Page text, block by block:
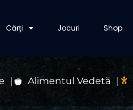
Cărți Jocuri Shop
Alimentul Vedetă